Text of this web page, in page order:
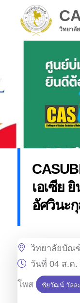
วิทยาลั
เอเซีย
อัศวินะ
วิทยาลัยบัณ
วันที่ 04 ส.ค.
โพส ชัยวัฒน์ วัลล